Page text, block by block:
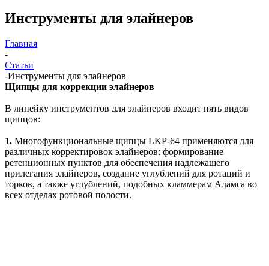
Инструменты для элайнеров
Главная
-
Статьи
-Инструменты для элайнеров
Щипцы для коррекции элайнеров
В линейку инструментов для элайнеров входит пять видов
щипцов:
1. Многофункциональные щипцы LKP-64 применяются для
различных корректировок элайнеров: формирование
ретенционных пунктов для обеспечения надлежащего
прилегания элайнеров, создание углублений для ротаций и
торков, а также углублений, подобных кламмерам Адамса во
всех отделах ротовой полости.